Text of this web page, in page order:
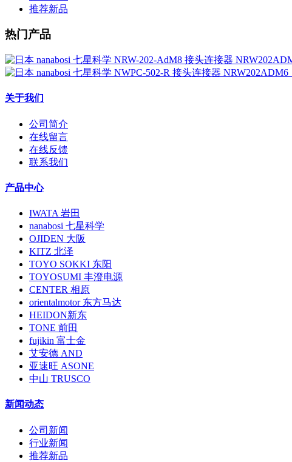
推荐新品
热门产品
关于我们
公司简介
在线留言
在线反馈
联系我们
产品中心
IWATA 岩田
nanabosi 七星科学
OJIDEN 大阪
KITZ 北泽
TOYO SOKKI 东阳
TOYOSUMI 丰澄电源
CENTER 相原
orientalmotor 东方马达
HEIDON新东
TONE 前田
fujikin 富士金
艾安德 AND
亚速旺 ASONE
中山 TRUSCO
新闻动态
公司新闻
行业新闻
推荐新品